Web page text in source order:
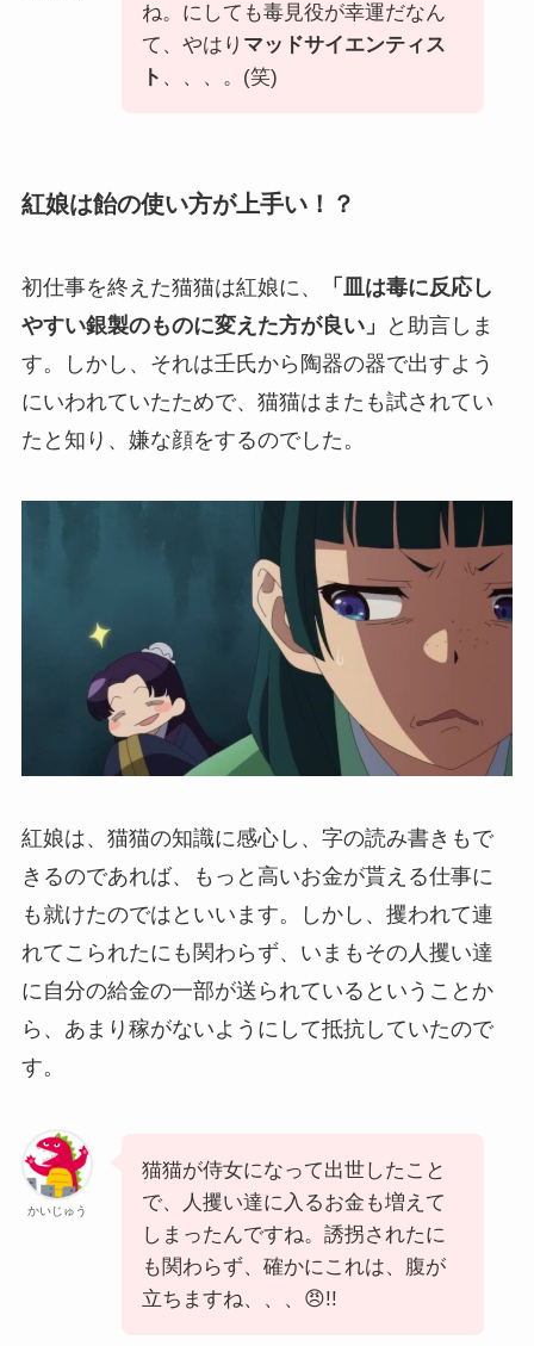
ね。にしても毒見役が幸運だなん
て、やはり マッドサイエンティス
ト 、、、。(笑)
紅娘は飴の使い方が上手い！？
初仕事を終えた猫猫は紅娘に、
「皿は毒に反応し
やすい銀製のものに変えた方が良い」
と助言しま
す。しかし、それは壬氏から陶器の器で出すよう
にいわれていたためで、猫猫はまたも試されてい
たと知り、嫌な顔をするのでした。
紅娘は、猫猫の知識に感心し、字の読み書きもで
きるのであれば、もっと高いお金が貰える仕事に
も就けたのではといいます。しかし、攫われて連
れてこられたにも関わらず、いまもその人攫い達
に自分の給金の一部が送られているということか
ら、あまり稼がないようにして抵抗していたので
す。
かいじゅう
猫猫が侍女になって出世したこと
で、人攫い達に入るお金も増えて
しまったんですね。誘拐されたに
も関わらず、確かにこれは、腹が
立ちますね、、、😠!!